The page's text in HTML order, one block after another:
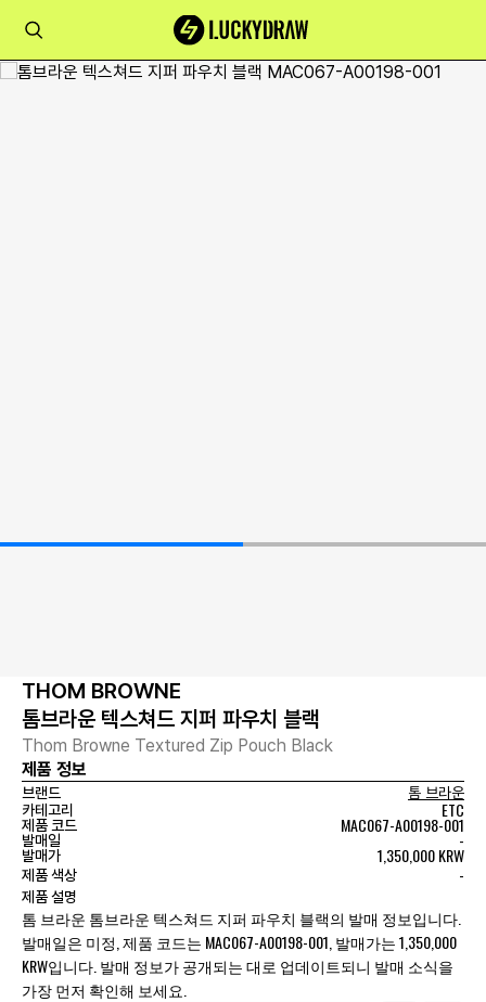
THOM BROWNE
톰브라운 텍스쳐드 지퍼 파우치 블랙
Thom Browne Textured Zip Pouch Black
제품 정보
브랜드
톰 브라운
카테고리
ETC
제품 코드 MAC067-A00198-001
발매일 -
발매가 1,350,000 KRW
제품 색상 -
제품 설명
톰 브라운 톰브라운 텍스쳐드 지퍼 파우치 블랙의 발매 정보입니다.
발매일은 미정, 제품 코드는 MAC067-A00198-001, 발매가는 1,350,000
KRW입니다. 발매 정보가 공개되는 대로 업데이트되니 발매 소식을
가장 먼저 확인해 보세요.